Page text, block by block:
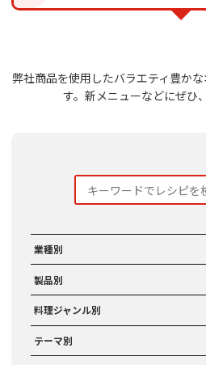
弊社商品を使用したバラエティ豊か
す。 新メニューなどにぜひ
業種別
製品別
料理ジャンル別
テーマ別